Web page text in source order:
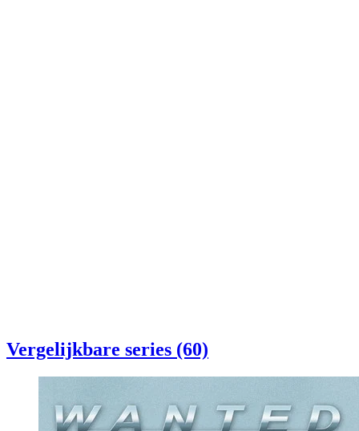
Vergelijkbare series (60)